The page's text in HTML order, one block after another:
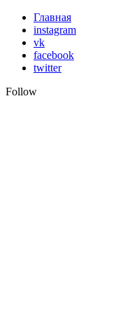
Skip
content
Главная
instagram
vk
facebook
twitter
Follow